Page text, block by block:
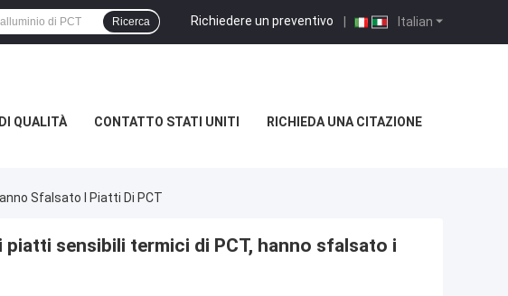
Italian
Richiedere un preventivo |
Ricerca
QUALITÀ CONTATTO STATI UNITI RICHIEDA UNA CITAZIONE
Sfalsato I Piatti Di PCT
sensibili termici di PCT, hanno sfalsato i